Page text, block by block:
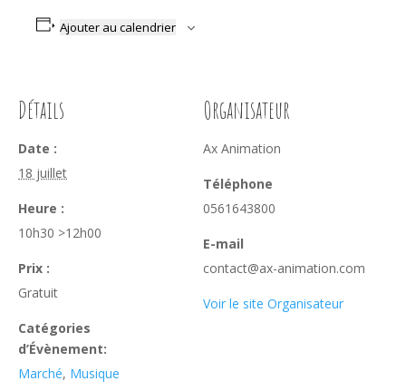
Ajouter au calendrier
Détails
Date :
18 juillet
Heure :
10h30 >12h00
Prix :
Gratuit
Catégories
d’Évènement:
Marché, Musique
Organisateur
Ax Animation
Téléphone
0561643800
E-mail
contact@ax-animation.com
Voir le site Organisateur